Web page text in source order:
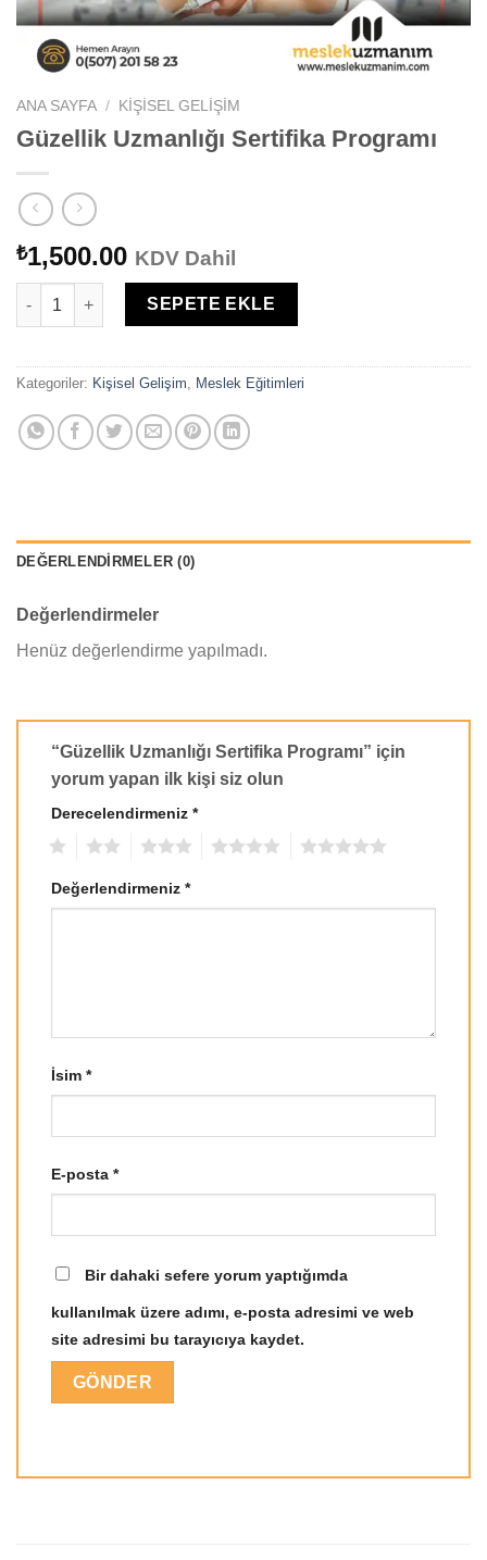
ANA SAYFA / KIŞISEL GELIŞIM
Güzellik Uzmanlığı Sertifika Programı
₺1,500.00 KDV Dahil
Güzellik Uzmanlığı Sertifika Programı adet
SEPETE EKLE
Kategoriler: Kişisel Gelişim, Meslek Eğitimleri
DEĞERLENDIRMELER (0)
Değerlendirmeler
Henüz değerlendirme yapılmadı.
“Güzellik Uzmanlığı Sertifika Programı” için
yorum yapan ilk kişi siz olun
Derecelendirmeniz *
Değerlendirmeniz *
İsim *
E-posta *
Bir dahaki sefere yorum yaptığımda
kullanılmak üzere adımı, e-posta adresimi ve web
site adresimi bu tarayıcıya kaydet.